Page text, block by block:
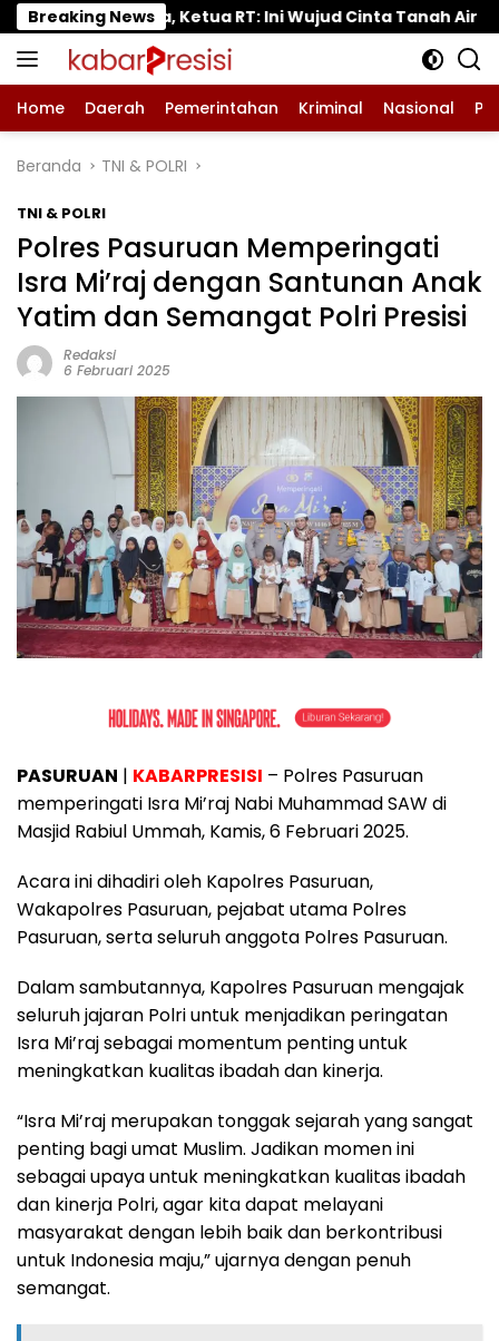
Langsung
ke
konten
Breaking News
RT: Ini Wujud Cinta Tanah Air Tanaman Tomat
Home Daerah Pemerintahan Kriminal Nasional
Beranda TNI & POLRI
TNI & POLRI
Polres Pasuruan Memperingati
Isra Mi’raj dengan Santunan Anak
Yatim dan Semangat Polri Presisi
Redaksi
6 Februari 2025
PASURUAN | KABARPRESISI – Polres Pasuruan
memperingati Isra Mi’raj Nabi Muhammad SAW di
Masjid Rabiul Ummah, Kamis, 6 Februari 2025.
Acara ini dihadiri oleh Kapolres Pasuruan,
Wakapolres Pasuruan, pejabat utama Polres
Pasuruan, serta seluruh anggota Polres Pasuruan.
Dalam sambutannya, Kapolres Pasuruan mengajak
seluruh jajaran Polri untuk menjadikan peringatan
Isra Mi’raj sebagai momentum penting untuk
meningkatkan kualitas ibadah dan kinerja.
“Isra Mi’raj merupakan tonggak sejarah yang sangat
penting bagi umat Muslim. Jadikan momen ini
sebagai upaya untuk meningkatkan kualitas ibadah
dan kinerja Polri, agar kita dapat melayani
masyarakat dengan lebih baik dan berkontribusi
untuk Indonesia maju,” ujarnya dengan penuh
semangat.